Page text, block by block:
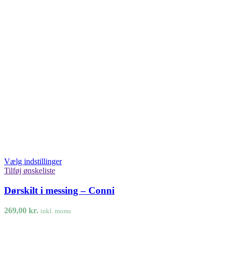
Vælg indstillinger
Tilføj ønskeliste
Dørskilt i messing – Conni
269,00 kr. inkl. moms